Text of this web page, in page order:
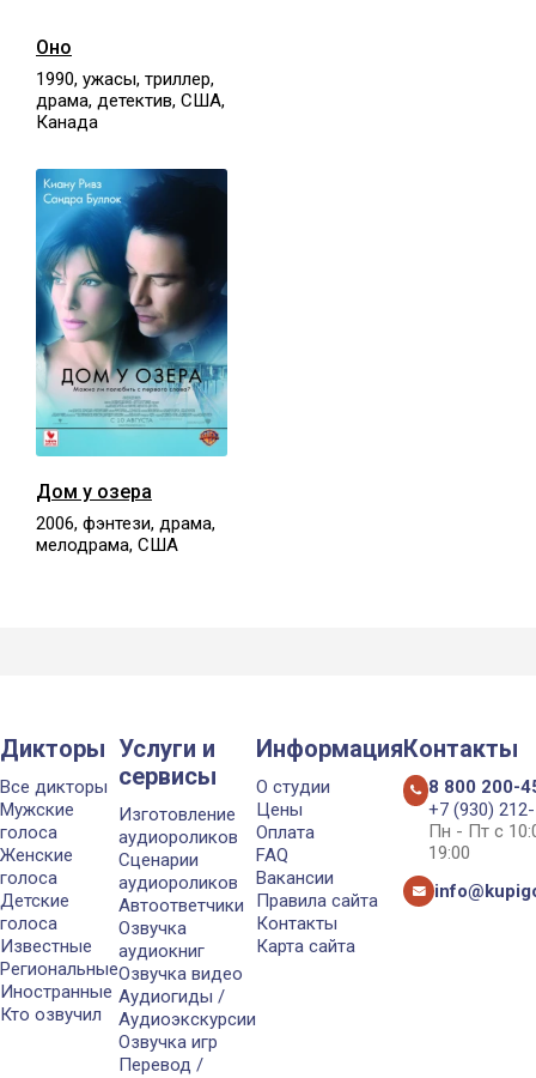
Оно
1990, ужасы, триллер,
драма, детектив, США,
Канада
Дом у озера
2006, фэнтези, драма,
мелодрама, США
Дикторы
Все дикторы
Мужские
голоса
Женские
голоса
Детские
голоса
Известные
Региональные
Иностранные
Кто озвучил
Услуги и
сервисы
Изготовление
аудиороликов
Сценарии
аудиороликов
Автоответчики
Озвучка
аудиокниг
Озвучка видео
Аудиогиды /
Аудиоэкскурсии
Озвучка игр
Перевод /
Информация
О студии
Цены
Оплата
FAQ
Вакансии
Правила сайта
Контакты
Карта сайта
Контакты
8 800 200-
+7 (930)
Пн - Пт с
19:00